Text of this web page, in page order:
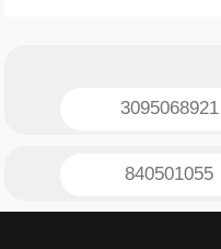
3095068921
840501055